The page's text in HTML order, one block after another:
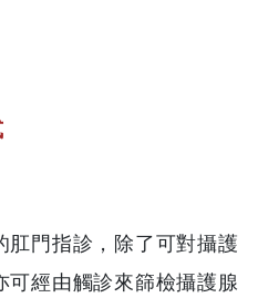
肛門指診，除了可對攝護
可經由觸診來篩檢攝護腺